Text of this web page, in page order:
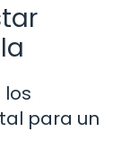
para un